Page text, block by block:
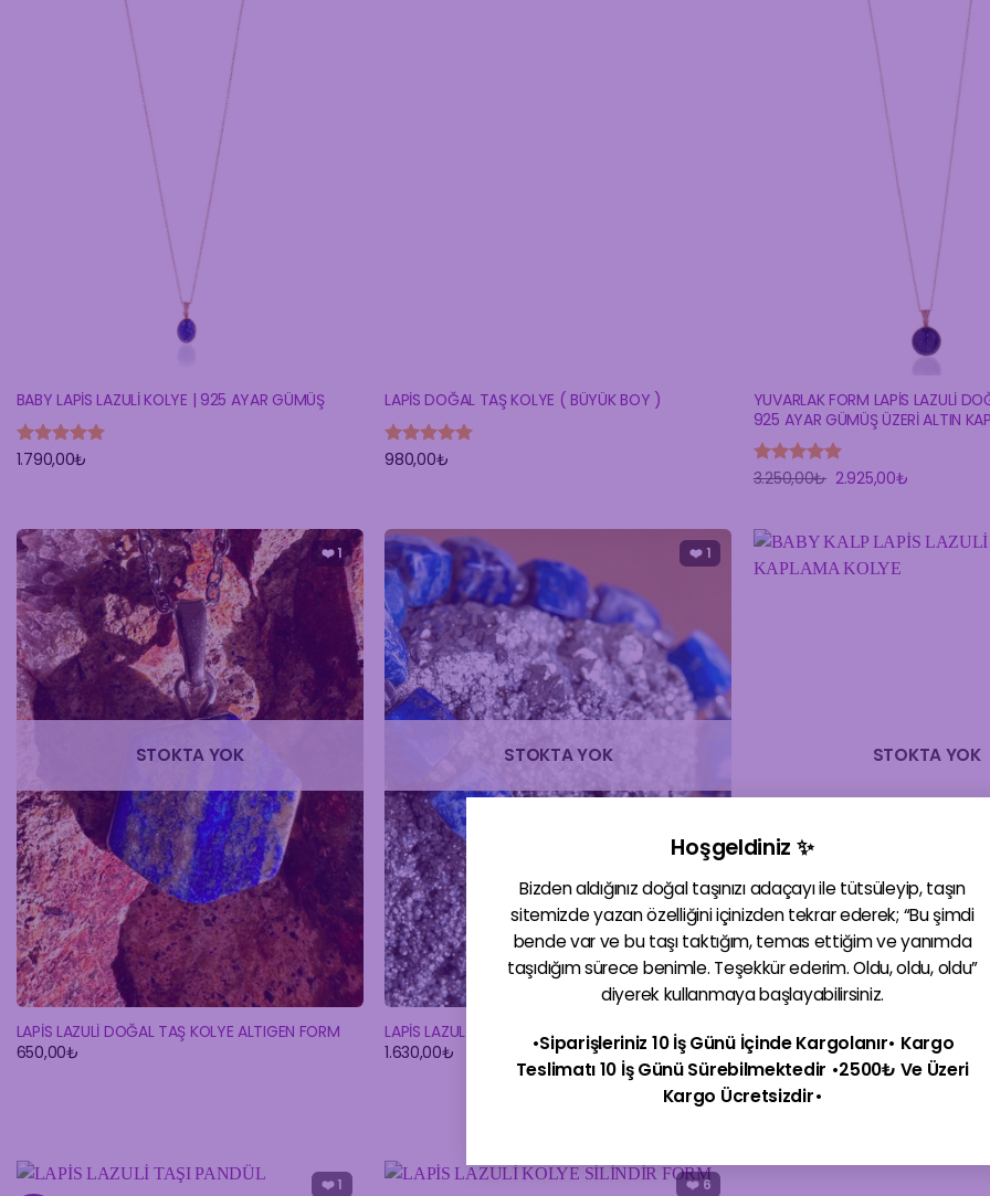
Hoşgeldiniz ✨
Bizden aldığınız doğal taşınızı adaçayı ile tütsüleyip, taşın
sitemizde yazan özelliğini içinizden tekrar ederek; “Bu şimdi
bende var ve bu taşı taktığım, temas ettiğim ve yanımda
taşıdığım sürece benimle. Teşekkür ederim. Oldu, oldu, oldu”
diyerek kullanmaya başlayabilirsiniz.
•Siparişleriniz 10 İş Günü İçinde Kargolanır• Kargo
Teslimatı 10 İş Günü Sürebilmektedir •2500₺ Ve Üzeri
Kargo Ücretsizdir•
BABY LAPİS LAZULİ KOLYE | 925 AYAR GÜMÜŞ
5 üzerinden
1.790,00₺
LAPİS DOĞAL TAŞ KOLYE ( BÜYÜK BOY )
5 üzerinden
980,00₺
YUVARLAK FORM LAPİS LAZULİ
925 AYAR GÜMÜŞ ÜZERİ ALTIN
5 üzerinden
3.250,00₺ Orijinal
2.925,00₺
❤️1
STOKTA YOK
LAPİS LAZULİ DOĞAL TAŞ KOLYE ALTIGEN FORM
650,00₺
❤️ 1
STOKTA YOK
LAPİS LAZULİ DOĞAL TAŞ BİLEKLİK
1.630,00₺
STOKTA YOK
BABY KALP LAPİS LAZULİ ALTIN
650,00₺
❤️1
❤️6